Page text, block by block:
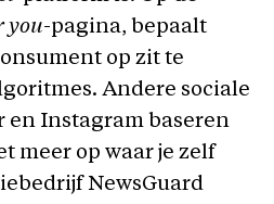
you-pagina, bepaalt
op zit te
Andere sociale
en Instagram baseren
meer op waar je zelf
NewsGuard